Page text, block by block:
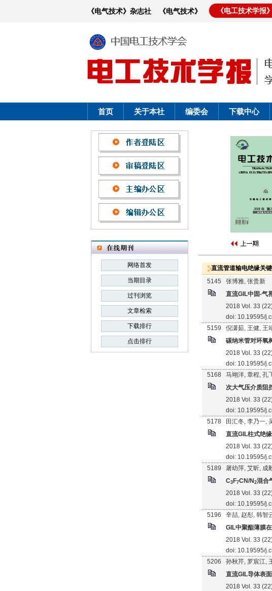
《电气技术》杂志社 《电气技术》 《电工技术学报》
首页 关于本社 编委会 下载中心
网络首发
当期目录
过刊浏览
文章检索
下载排行
点击排行
直流管道输电绝缘关
5145
张博雅, 张贵新
直流GIL中固-气
2018 Vol. 33
doi: 10.19595/
5159
倪潇茹, 王健, 王
碳纳米管对环氧
2018 Vol. 33
doi: 10.19595/
5168
马翊洋, 章程, 孔
次大气压介质阻
2018 Vol. 33
doi: 10.19595/
5178
田汇冬, 李乃一,
直流GIL柱式绝
2018 Vol. 33
doi: 10.19595/
5189
屠幼萍, 艾昕, 成
C3 F7CN/N 2混合
2018 Vol. 33
doi: 10.19595/
5196
辛喆, 赵彤, 韩智
GIL中聚酯薄膜
2018 Vol. 33
doi: 10.19595/
5206
孙秋芹, 罗宸江,
直流GIL导体表
2018 Vol. 33